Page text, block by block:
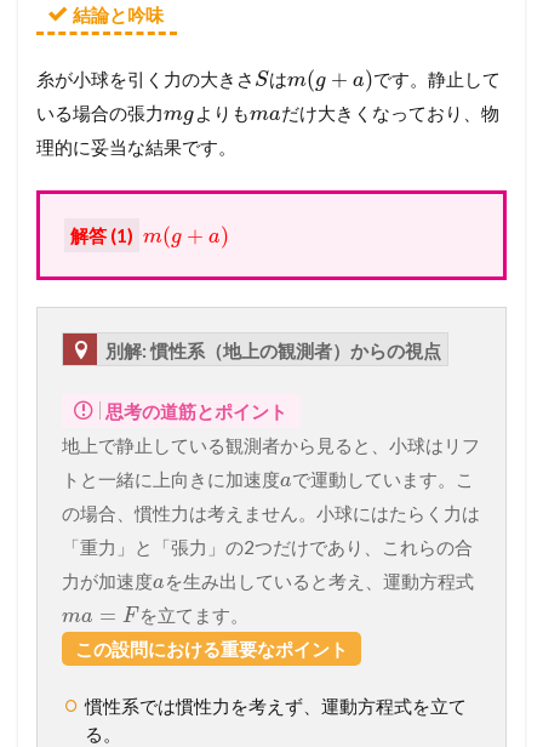
結論と吟味
糸が小球を引く力の大きさ Sはm(g + a)です。静止して
いる場合の張力mgよりもmaだけ大きくなっており、物
理的に妥当な結果です。
解答 (1) m(g + a)
別解: 慣性系（地上の観測者）からの視点
思考の道筋とポイント
地上で静止している観測者から見ると、小球はリフ
トと一緒に上向きに加速度aで運動しています。こ
の場合、慣性力は考えません。小球にはたらく力は
「重力」と「張力」の2つだけであり、これらの合
力が加速度aを生み出していると考え、運動方程式
ma = F を立てます。
この設問における重要なポイント
慣性系では慣性力を考えず、運動方程式を立て
る。